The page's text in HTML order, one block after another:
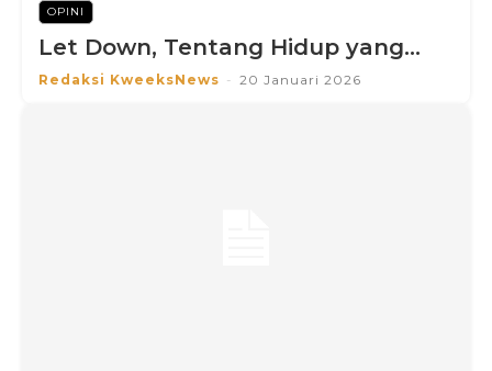
OPINI
Let Down, Tentang Hidup yang...
Redaksi KweeksNews - 20 Januari 2026